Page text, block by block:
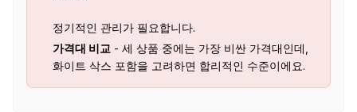
정기적인 관리가 필요합니다.
가격대 비교 - 세 상품 중에는 가장 비싼 가격대인데,
화이트 삭스 포함을 고려하면 합리적인 수준이에요.